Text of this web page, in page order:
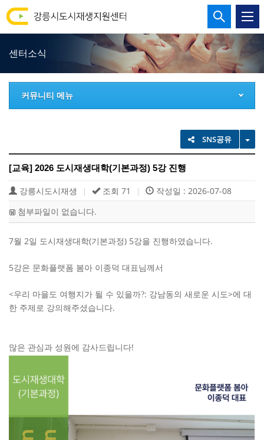
강
릉
시
도
시
생
지
원
센
터
통
합
검
색
센터소식
커뮤니티 메뉴
SNS공유
[교육] 2026 도시재생대학(기본과정) 5강 진행
강릉시도시재생 | 조회 71 |
작성일 : 2026-07-08
첨부파일이 없습니다.
7월 2일 도시재생대학(기본과정) 5강을 진행하였습니다.
5강은 문화플랫폼 봄아 이종덕 대표님께서
<우리 마을도 여행지가 될 수 있을까?: 강남동의 새로운 시도>에 대
한 주제로 강의해주셨습니다.
많은 관심과 성원에 감사드립니다!